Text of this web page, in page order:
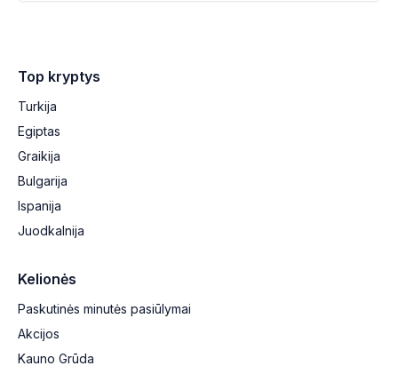
Top kryptys
Turkija
Egiptas
Graikija
Bulgarija
Ispanija
Juodkalnija
Kelionės
Paskutinės minutės pasiūlymai
Akcijos
Kauno Grūda